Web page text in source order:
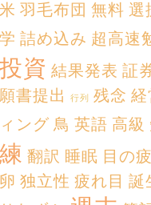
米 羽毛布団 無料 選
学 詰め込み 超高速
投資 結果発表 証
願書提出
行列 残念 経
ィング 鳥 英語 高級
練 翻訳 睡眠 目の
卵 独立性 疲れ目 誕